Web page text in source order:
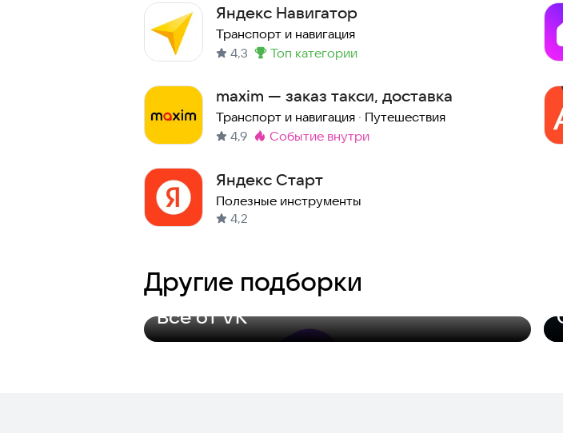
Яндекс Навигатор
Транспорт и навигация
4,3
Метка :
топ категории
maxim — заказ такси, доставка
Транспорт и навигация · Путешествия
4,9
Метка:
событие внутри
Яндекс Старт
Полезные инструменты
4,2
Другие подборки
Всё от VK